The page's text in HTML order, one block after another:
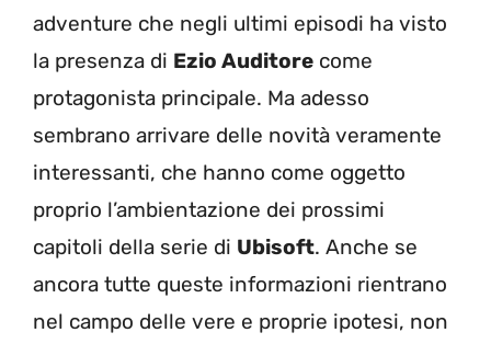
adventure che negli ultimi episodi ha visto
la presenza di Ezio Auditore come
protagonista principale. Ma adesso
sembrano arrivare delle novità veramente
interessanti, che hanno come oggetto
proprio l’ambientazione dei prossimi
capitoli della serie di Ubisoft. Anche se
ancora tutte queste informazioni rientrano
nel campo delle vere e proprie ipotesi, non